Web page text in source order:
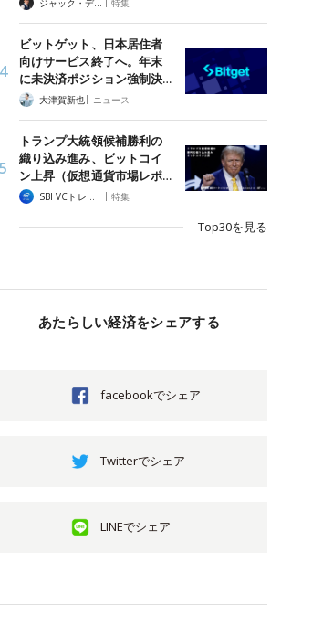
特集
ビットゲット、日本居住者
向けサービス終了へ。年末
に未決済ポジション強制決…
大津賀新也| ニュース
トランプ大統領候補勝利の
織り込み進み、ビットコイ
ン上昇（仮想通貨市場レポ…
| 特集
Top30を見る
あたらしい経済をシェアする
facebookでシェア
Twitterでシェア
LINEでシェア